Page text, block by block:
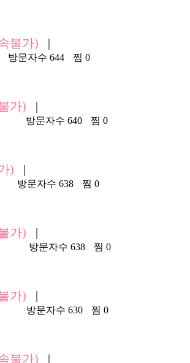
불가) |
방문자수 644
찜 0
가) |
방문자수 640
찜 0
) |
방문자수 638
찜 0
가) |
방문자수 638
찜 0
가) |
방문자수 630
찜 0
불가) |